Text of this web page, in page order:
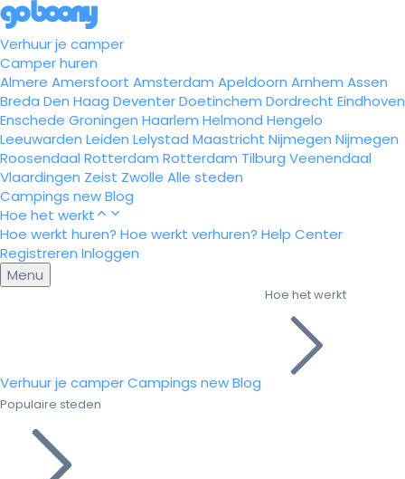
Verhuur je camper
Camper huren
Almere Amersfoort Amsterdam Apeldoorn Arnhem Assen
Breda Den Haag DeventerDoetinchem Dordrecht Eindhoven
Enschede Groningen Haarlem Helmond Hengelo
Leeuwarden Leiden Lelystad Maastricht Nijmegen Nijmegen
Roosendaal Rotterdam Rotterdam Tilburg Veenendaal
Vlaardingen Zeist Zwolle Alle steden
Campings newBlog
Hoe het werkt
Hoe werkt huren? Hoe werkt verhuren? Help Center
Registreren Inloggen
Menu
Verhuur je camperCampings newBlog
Hoe het werkt
Populaire steden